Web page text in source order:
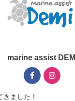
marine assist DEMI
ました！